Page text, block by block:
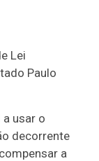
Lei
Paulo
usar o
decorrente
a